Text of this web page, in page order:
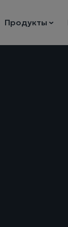
Продукты